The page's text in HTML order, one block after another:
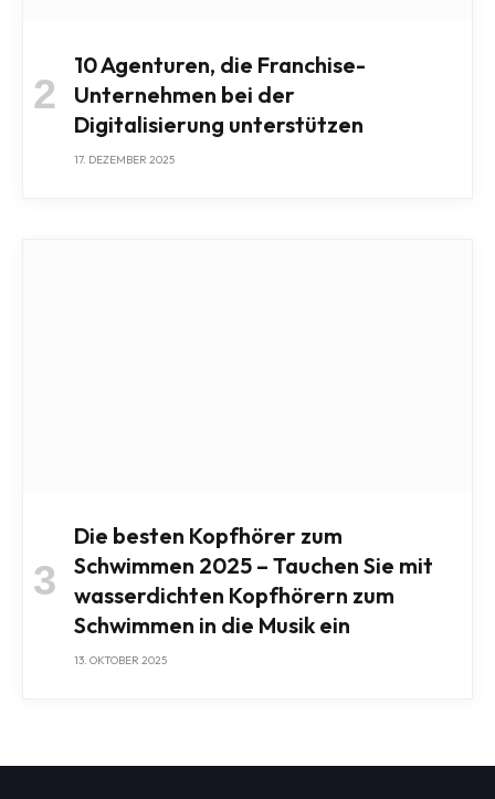
10 Agenturen, die Franchise-
Unternehmen bei der
Digitalisierung unterstützen
17. DEZEMBER 2025
Die besten Kopfhörer zum
Schwimmen 2025 – Tauchen Sie mit
wasserdichten Kopfhörern zum
Schwimmen in die Musik ein
13. OKTOBER 2025